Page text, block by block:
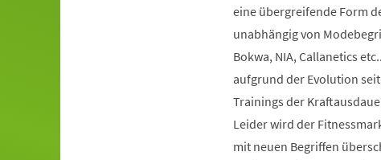
eine übergreifende Form
unabhängig von
Bokwa, NIA, Callanetics
aufgrund der Evolution
Trainings der
Leider wird der
mit neuen Begriffen